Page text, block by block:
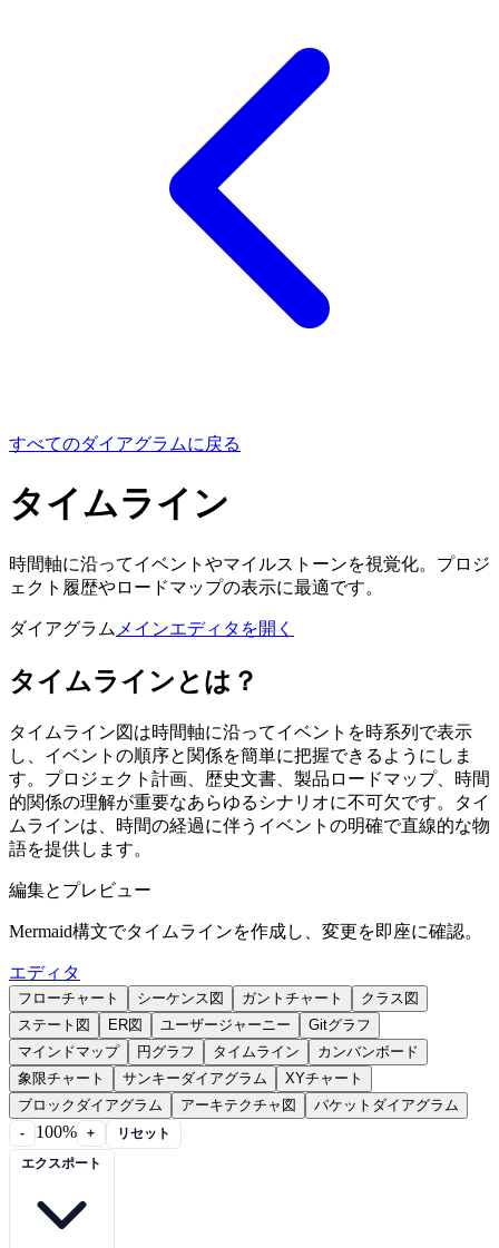
すべてのダイアグラムに戻る
タイムライン
時間軸に沿ってイベントやマイルストーンを視覚化。プロジ
ェクト履歴やロードマップの表示に最適です。
ダイアグラム メインエディタを開く
タイムラインとは？
タイムライン図は時間軸に沿ってイベントを時系列で表示
し、イベントの順序と関係を簡単に把握できるようにしま
す。プロジェクト計画、歴史文書、製品ロードマップ、時間
的関係の理解が重要なあらゆるシナリオに不可欠です。タイ
ムラインは、時間の経過に伴うイベントの明確で直線的な物
語を提供します。
編集とプレビュー
Mermaid構文でタイムラインを作成し、変更を即座に確認。
エディタ
フローチャート シーケンス図 ガントチャート
クラス図
ステート図
ER図 ユーザージャーニー
Gitグラフ
マインドマップ
円グラフ タイムライン
カンバンボード
象限チャート
サンキーダイアグラム
XYチャート
ブロックダイアグラム
アーキテクチャ図 パケットダイアグラム
- 100% +
リセット